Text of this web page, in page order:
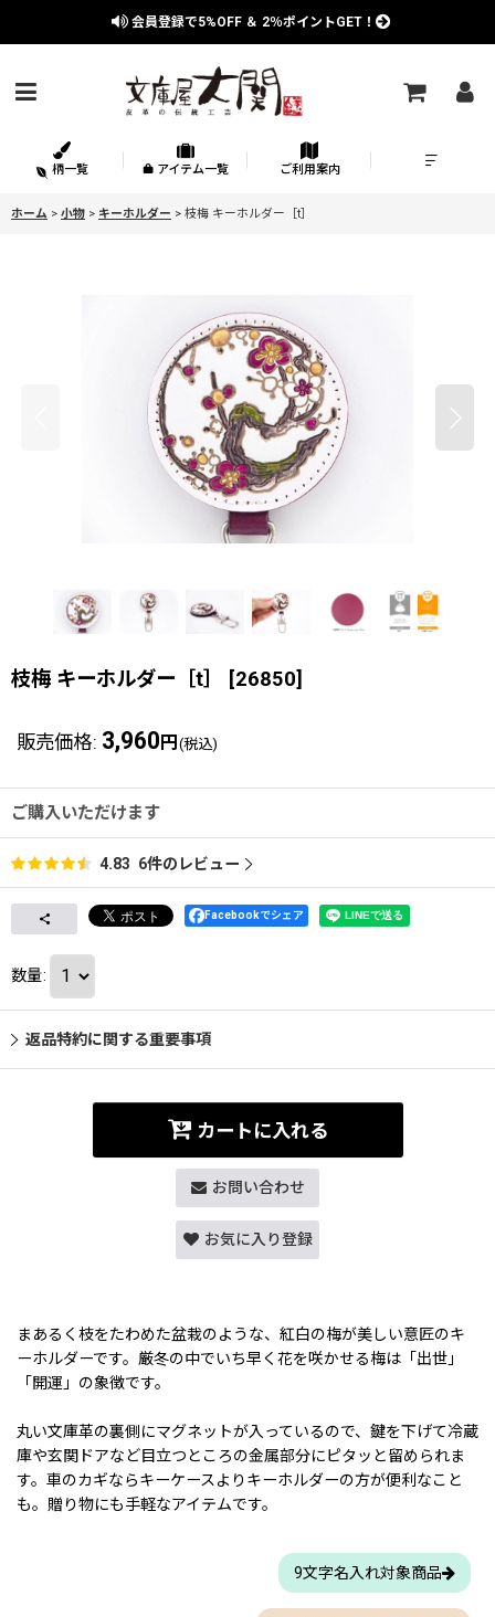
会員登録で5%OFF ＆ 2％ポイントGET！
柄一覧 アイテム一覧 ご利用案内
ホーム > 小物 > キーホルダー > 枝梅 キーホルダー［t］
枝梅 キーホルダー［t］ [26850]
販売価格: 3,960 円 (税込)
ご購入いただけます
4.83 6件のレビュー
Facebookでシェア
数量:
返品特約に関する重要事項
カートに入れる
お問い合わせ
お気に入り登録
まあるく枝をたわめた盆栽のような、紅白の梅が美しい意匠のキ
ーホルダーです。厳冬の中でいち早く花を咲かせる梅は「出世」
「開運」の象徴です。
丸い文庫革の裏側にマグネットが入っているので、鍵を下げて冷蔵
庫や玄関ドアなど目立つところの金属部分にピタッと留められま
す。車のカギならキーケースよりキーホルダーの方が便利なこと
も。贈り物にも手軽なアイテムです。
9文字名入れ対象商品